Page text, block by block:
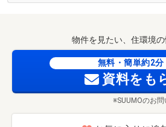
ローソン札幌本郷通四丁目店まで130m
トリ
物件を見たい、住環境
無料・簡単約2分
資料をも
※SUUMOのお